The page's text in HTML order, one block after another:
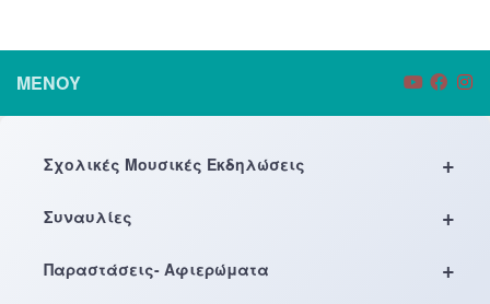
ΜΕΝΟΎ
+
Σχολικές Μουσικές Εκδηλώσεις
+
Συναυλίες
+
Παραστάσεις- Αφιερώματα